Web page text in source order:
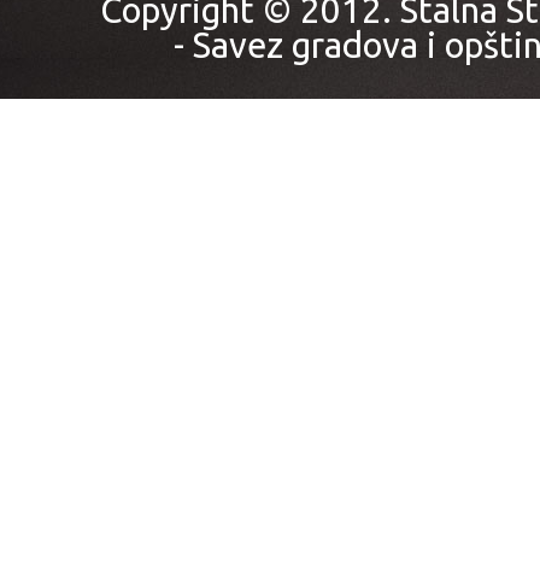
Copyright © 2012. Stalna
- Savez gradova i